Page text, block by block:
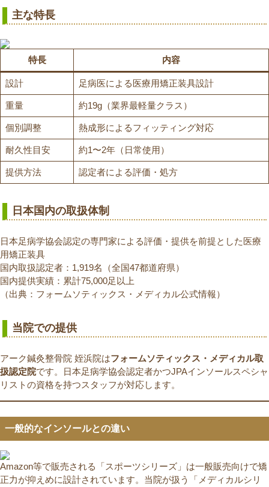
主な特長
特長 内容
設計 足病医による医療用矯正装具設計
重量 約19g（業界最軽量クラス）
個別調整 熱成形によるフィッティング対応
耐久性目安 約1〜2年（日常使用）
提供方法 認定者による評価・処方
日本国内の取扱体制
日本足病学協会認定の専門家による評価・提供を前提とした医療
用矯正装具
国内取扱認定者：1,919名（全国47都道府県）
国内提供実績：累計75,000足以上
（出典：フォームソティックス・メディカル公式情報）
当院での提供
アーク鍼灸整骨院 姪浜院はフォームソティックス・メディカル取
扱認定院です。日本足病学協会認定者かつJPAインソールスペシャ
リストの資格を持つスタッフが対応します。
一般的なインソールとの違い
Amazon等で販売される「スポーツシリーズ」は一般販売向けで矯
正力が抑えめに設計されています。当院が扱う「メディカルシリ